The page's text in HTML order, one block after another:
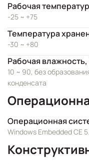
Рабочая
-25 ~ +75
Температура
-30 ~ +80
Рабочая влажность,
10 ~ 90, без
конденсата
Операционная
Windows Embedded CE